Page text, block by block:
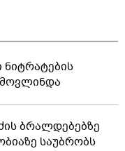
ნიტრატების
ბრალდებებზე
საუბრობს